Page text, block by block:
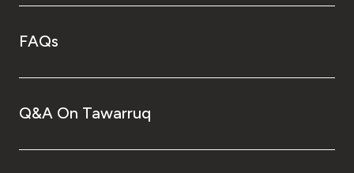
FAQs
Q&A On Tawarruq